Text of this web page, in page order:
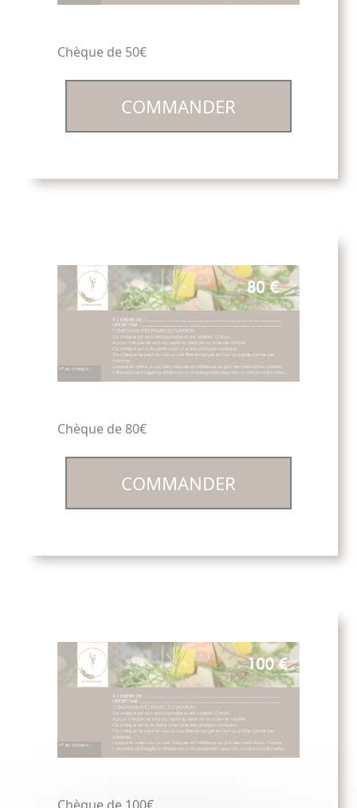
Chèque de 50€
COMMANDER
Chèque de 80€
COMMANDER